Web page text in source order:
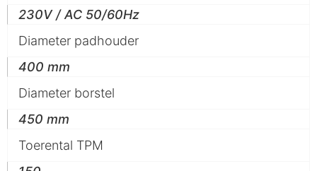
230V / AC 50/60Hz
Diameter padhouder
400 mm
Diameter borstel
450 mm
Toerental TPM